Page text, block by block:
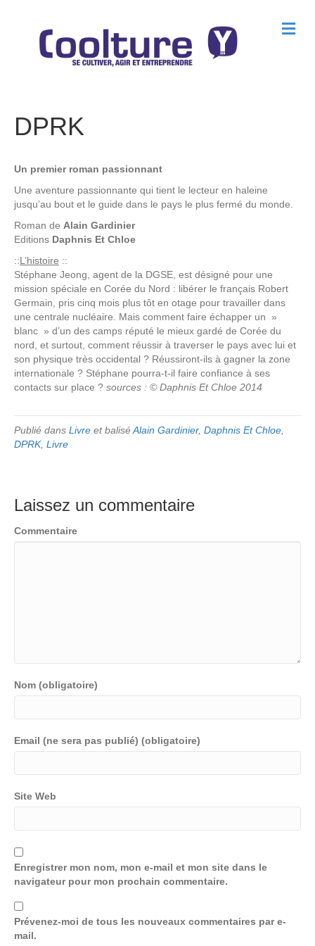
M
e
DPRK
Un premier roman passionnant
Une aventure passionnante qui tient le lecteur en haleine
jusqu’au bout et le guide dans le pays le plus fermé du monde.
Roman de Alain Gardinier
Editions Daphnis Et Chloe
::L’histoire ::
Stéphane Jeong, agent de la DGSE, est désigné pour une
mission spéciale en Corée du Nord : libérer le français Robert
Germain, pris cinq mois plus tôt en otage pour travailler dans
une centrale nucléaire. Mais comment faire échapper un »
blanc » d’un des camps réputé le mieux gardé de Corée du
nord, et surtout, comment réussir à traverser le pays avec lui et
son physique très occidental ? Réussiront-ils à gagner la zone
internationale ? Stéphane pourra-t-il faire confiance à ses
contacts sur place ? sources : © Daphnis Et Chloe 2014
Publié dans Livre et baliséAlain Gardinier, Daphnis Et Chloe
DPRK, Livre
Laissez un commentaire
Commentaire
Nom (obligatoire)
Email (ne sera pas publié) (obligatoire)
Site Web
Enregistrer mon nom, mon e-mail et mon site dans le
navigateur pour mon prochain commentaire.
Prévenez-moi de tous les nouveaux commentaires par e-
mail.